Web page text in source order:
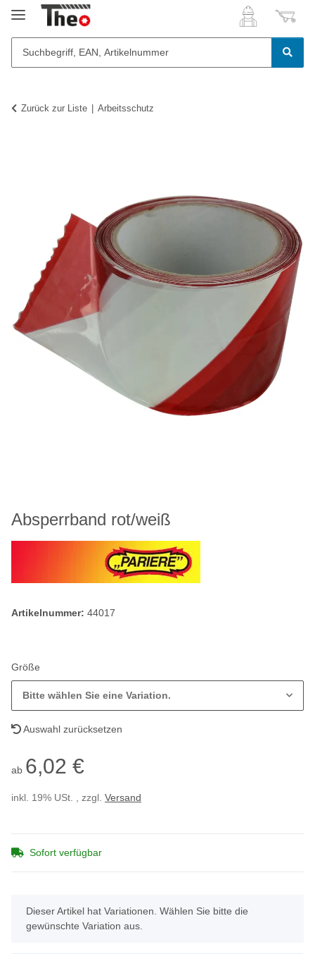
Zurück zur Liste Arbeitsschutz
Absperrband rot/weiß
Artikelnummer: 44017
Größe
Bitte wählen Sie eine Variation.
Auswahl zurücksetzen
ab 6,02 €
inkl. 19% USt. , zzgl. Versand
Sofort verfügbar
x
Dieser Artikel hat Variationen. Wählen Sie bitte die
gewünschte Variation aus.